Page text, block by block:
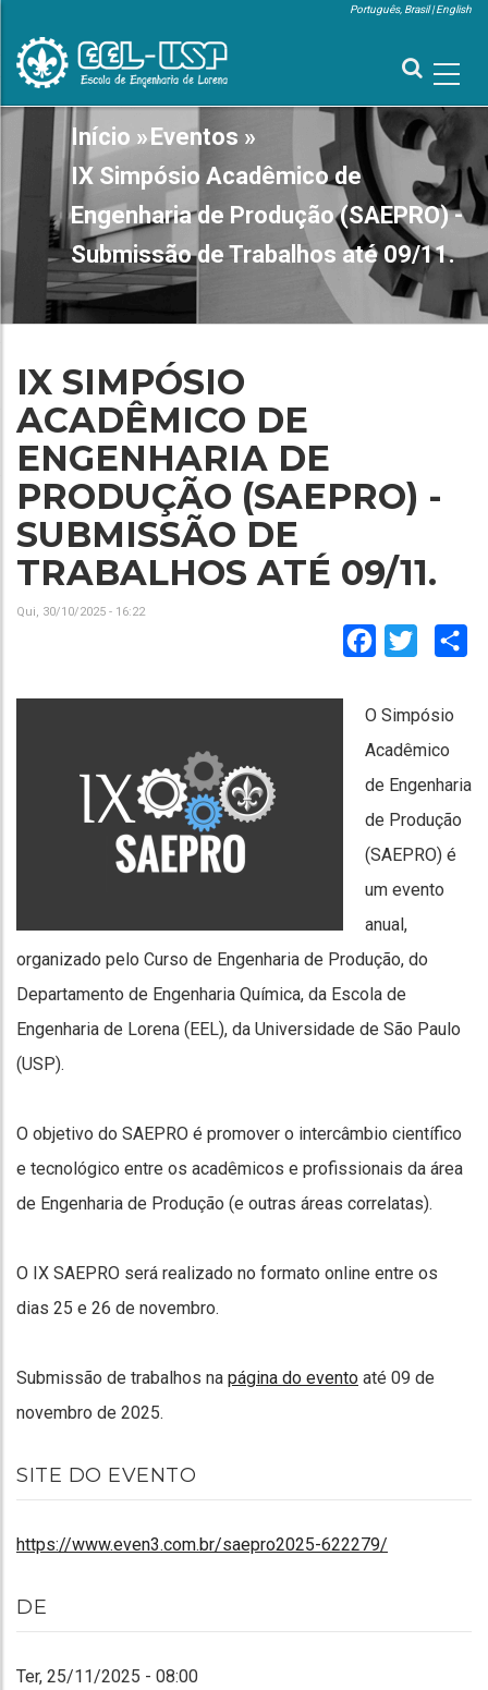
para
principal
Português, Brasil English
TRILHA
DE
NAVEGAÇÃO
Início » Eventos »
IX Simpósio Acadêmico de
Engenharia de Produção (SAEPRO) -
Submissão de Trabalhos até 09/11.
IX SIMPÓSIO
ACADÊMICO DE
ENGENHARIA DE
PRODUÇÃO (SAEPRO) -
SUBMISSÃO DE
TRABALHOS ATÉ 09/11.
Qui, 30/10/2025 - 16:22
Facebook
Twitter
O Simpósio
Acadêmico
de Engenharia
de Produção
(SAEPRO) é
um evento
anual,
organizado pelo Curso de Engenharia de Produção, do
Departamento de Engenharia Química, da Escola de
Engenharia de Lorena (EEL), da Universidade de São Paulo
(USP).
O objetivo do SAEPRO é promover o intercâmbio científico
e tecnológico entre os acadêmicos e profissionais da área
de Engenharia de Produção (e outras áreas correlatas).
O IX SAEPRO será realizado no formato online entre os
dias 25 e 26 de novembro.
Submissão de trabalhos na página do evento até 09 de
novembro de 2025.
SITE DO EVENTO
https://www.even3.com.br/saepro2025-622279/
DE
Ter, 25/11/2025 - 08:00